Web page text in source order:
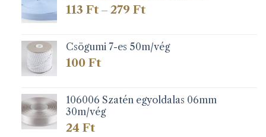
113 Ft – 279 FtÁrtartomány:
279 Ft
Csögumi 7-es 50m/vég
100 Ft
106006 Szatén egyoldalas 06mm
30m/vég
24 Ft